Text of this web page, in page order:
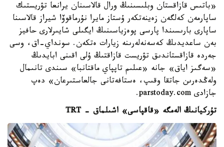
«باتىس قازاقستان وبلىسىنىڭ ورال قالاسىنان يرانعا تۋريستىك
ساپارمەن كەلگەن زەينەتكەر ۇستاز مايرا نۇرماقوۆا شيراز قالاسىنا
ساپارى بارىسىندا پارسى پوەزياسىنىڭ ايگىلى شايىرلارى حافيز
بەن ساعديدىڭ كەسەنەلەرىنە زيارات ەتكەن. سونداي-اق، وسى
جەردە قازاقستاندىق تۋريست قازاقتىڭ ۇلى اقىنى ابايدىڭ
«سەگىز اياق» جانە «عىلىم تاپپاي ماقتانبا» سىندى تانىمال
ولەڭدەرىن جاتقا وقىپ، ەستافەتانى جالعاستىرعان» دەپ
جازادى parstoday.com.
تۇركيانىڭ الەمگە «قاقپاسى» اشىلماق - TRT